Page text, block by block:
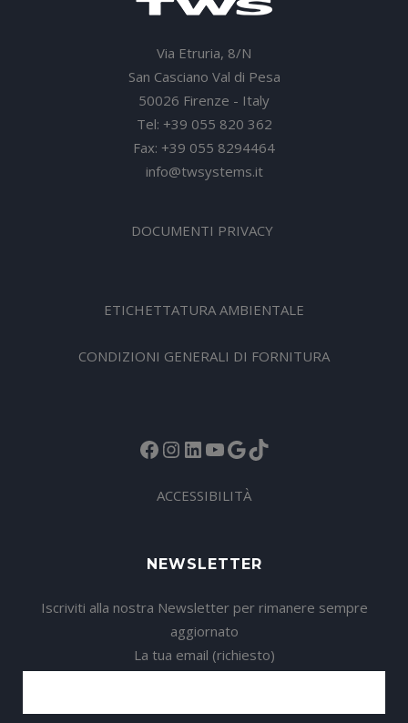
Via Etruria, 8/N
San Casciano Val di Pesa
50026 Firenze - Italy
Tel: +39 055 820 362
Fax: +39 055 8294464
info@twsystems.it
DOCUMENTI PRIVACY
ETICHETTATURA AMBIENTALE
CONDIZIONI GENERALI DI FORNITURA
Facebook
Instagram
LinkedIn
YouTube
Google
TikTok
ACCESSIBILITÀ
NEWSLETTER
Iscriviti alla nostra Newsletter per rimanere sempre
aggiornato
La tua email (richiesto)